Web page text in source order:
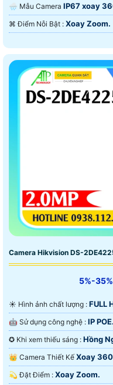
🌧️ Mẫu Camera IP67 xoay
️⌘ Điểm Nỗi Bật : Xoay Zoom.
Camera Hikvision DS-
5%-35%
☀️ Hình ảnh chất lượng : FULL
🤖️ Sử dụng công nghệ : IP POE.
✪ Khi xem thiếu sáng : Hồng
👑 Camera Thiết Kế Xoay
️💫 Đặt Điểm : Xoay Zoom.